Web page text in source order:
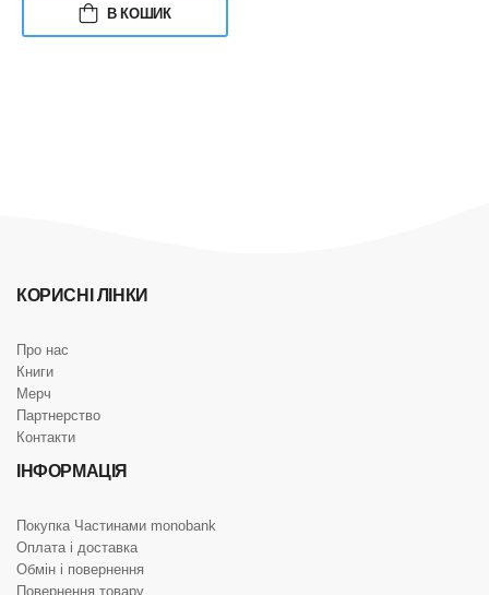
В КОШИК
КОРИСНІ ЛІНКИ
Про нас
Книги
Мерч
Партнерство
Контакти
ІНФОРМАЦІЯ
Покупка Частинами monobank
Оплата і доставка
Обмін і повернення
Повернення товару